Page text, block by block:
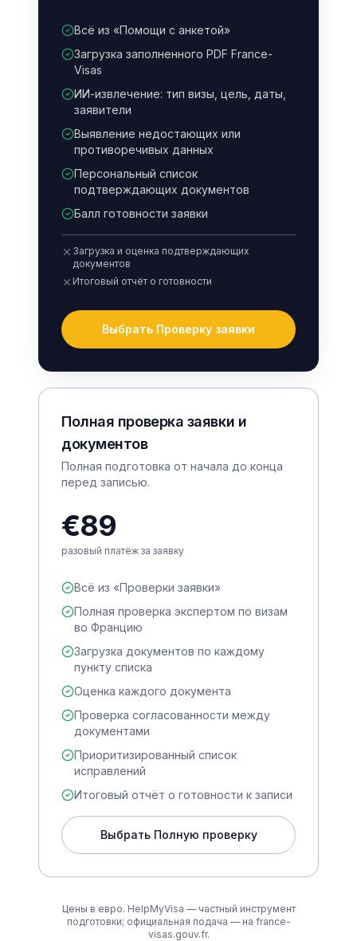
Всё из «Помощи с анкетой»
Загрузка заполненного PDF France-
Visas
ИИ-извлечение: тип визы, цель, даты,
заявители
Выявление недостающих или
противоречивых данных
Персональный список
подтверждающих документов
Балл готовности заявки
Загрузка и оценка подтверждающих
документов
Итоговый отчёт о готовности
Выбрать Проверку заявки
Полная проверка заявки и
документов
Полная подготовка от начала до конца
перед записью.
€89
разовый платёж за заявку
Всё из «Проверки заявки»
Полная проверка экспертом по визам
во Францию
Загрузка документов по каждому
пункту списка
Оценка каждого документа
Проверка согласованности между
документами
Приоритизированный список
исправлений
Итоговый отчёт о готовности к записи
Выбрать Полную проверку
Цены в евро. HelpMyVisa — частный инструмент
подготовки; официальная подача — на france-
visas.gouv.fr.